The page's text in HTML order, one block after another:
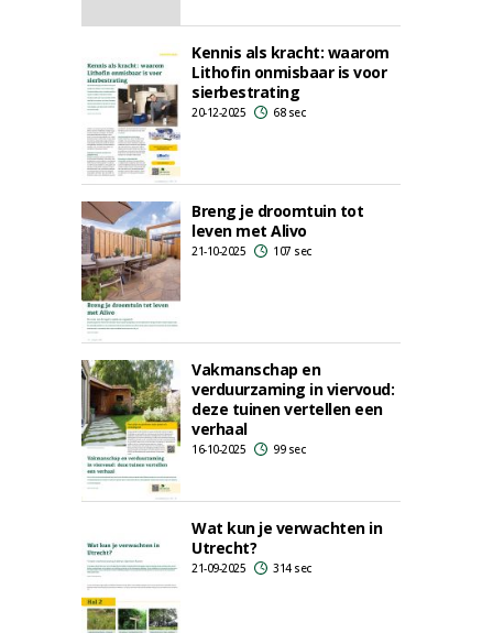
Kennis als kracht: waarom
Lithofin onmisbaar is voor
sierbestrating
20-12-2025 68 sec
Breng je droomtuin tot
leven met Alivo
21-10-2025 107 sec
Vakmanschap en
verduurzaming in viervoud:
deze tuinen vertellen een
verhaal
16-10-2025 99 sec
Wat kun je verwachten in
Utrecht?
21-09-2025 314 sec